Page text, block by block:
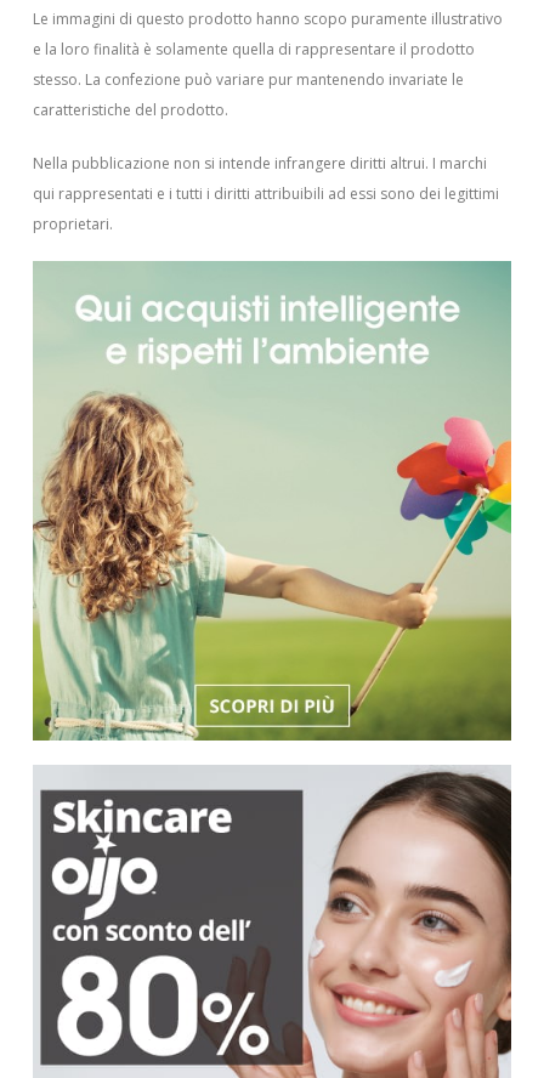
Le immagini di questo prodotto hanno scopo puramente illustrativo
e la loro finalità è solamente quella di rappresentare il prodotto
stesso. La confezione può variare pur mantenendo invariate le
caratteristiche del prodotto.
Nella pubblicazione non si intende infrangere diritti altrui. I marchi
qui rappresentati e i tutti i diritti attribuibili ad essi sono dei legittimi
proprietari.